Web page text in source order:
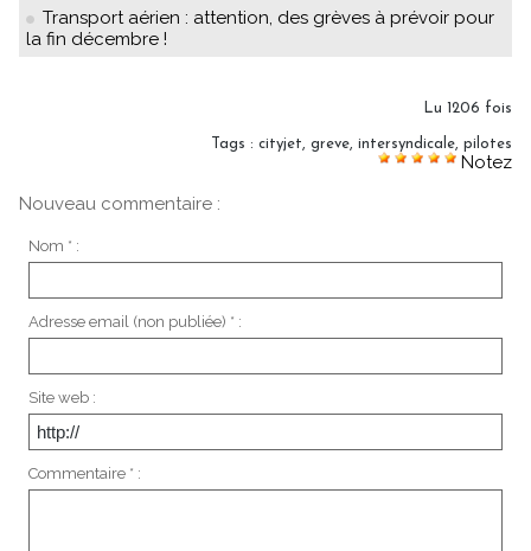
Transport aérien : attention, des grèves à prévoir pour
la fin décembre !
Lu 1206 fois
Tags : cityjet, greve, intersyndicale, pilotes
Notez
Nouveau commentaire :
Nom * :
Adresse email (non publiée) * :
Site web :
Commentaire * :